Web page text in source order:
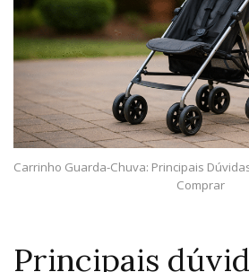
Carrinho Guarda-Chuva: Principais
Comprar
Principais